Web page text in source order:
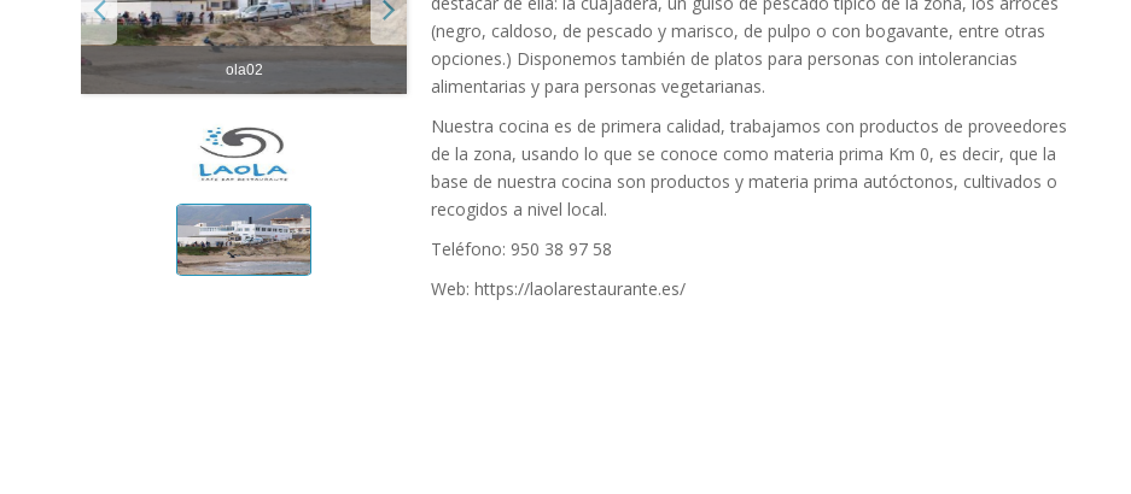
ola02
(negro, caldoso, de pescado y marisco, de pulpo o con bogavante, entre otras
opciones.) Disponemos también de platos para personas con intolerancias
alimentarias y para personas vegetarianas.
Nuestra cocina es de primera calidad, trabajamos con productos de proveedores
de la zona, usando lo que se conoce como materia prima Km 0, es decir, que la
base de nuestra cocina son productos y materia prima autóctonos, cultivados o
recogidos a nivel local.
Teléfono: 950 38 97 58
Web: https://laolarestaurante.es/